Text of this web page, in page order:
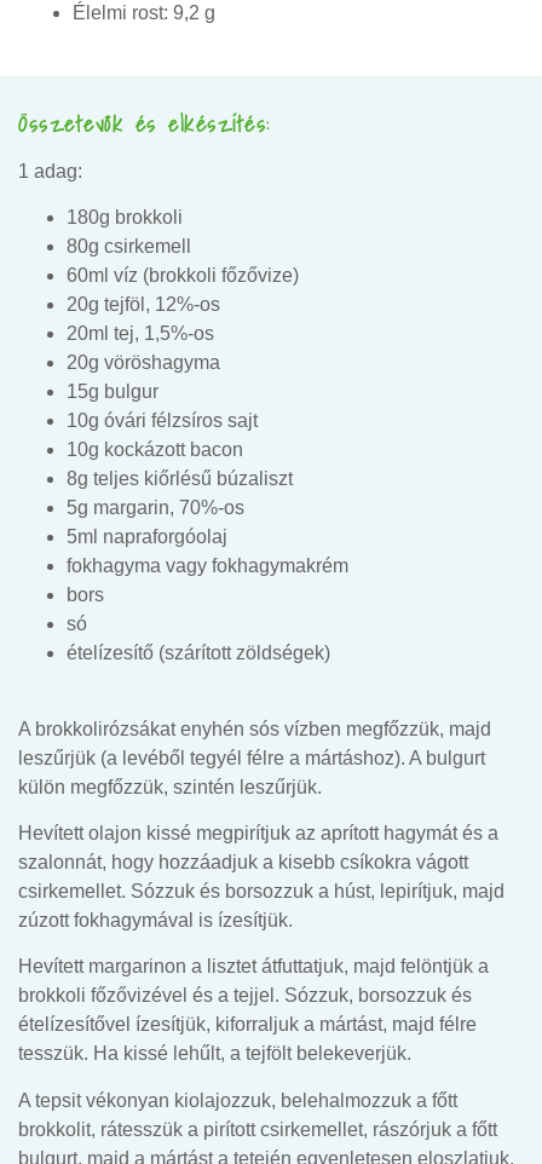
Élelmi rost: 9,2 g
Összetevők és elkészítés:
1 adag:
180g brokkoli
80g csirkemell
60ml víz (brokkoli főzővize)
20g tejföl, 12%-os
20ml tej, 1,5%-os
20g vöröshagyma
15g bulgur
10g óvári félzsíros sajt
10g kockázott bacon
8g teljes kiőrlésű búzaliszt
5g margarin, 70%-os
5ml napraforgóolaj
fokhagyma vagy fokhagymakrém
bors
só
ételízesítő (szárított zöldségek)
A brokkolirózsákat enyhén sós vízben megfőzzük, majd
leszűrjük (a levéből tegyél félre a mártáshoz). A bulgurt
külön megfőzzük, szintén leszűrjük.
Hevített olajon kissé megpirítjuk az aprított hagymát és a
szalonnát, hogy hozzáadjuk a kisebb csíkokra vágott
csirkemellet. Sózzuk és borsozzuk a húst, lepirítjuk, majd
zúzott fokhagymával is ízesítjük.
Hevített margarinon a lisztet átfuttatjuk, majd felöntjük a
brokkoli főzővizével és a tejjel. Sózzuk, borsozzuk és
ételízesítővel ízesítjük, kiforraljuk a mártást, majd félre
tesszük. Ha kissé lehűlt, a tejfölt belekeverjük.
A tepsit vékonyan kiolajozzuk, belehalmozzuk a főtt
brokkolit, rátesszük a pirított csirkemellet, rászórjuk a főtt
bulgurt, majd a mártást a tetején egyenletesen eloszlatjuk.